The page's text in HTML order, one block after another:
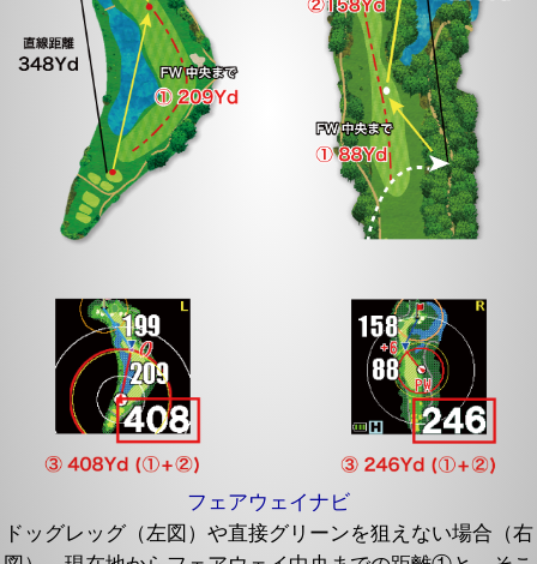
フェアウェイナビ
ドッグレッグ（左図）や直接グリーンを狙えない場合（右